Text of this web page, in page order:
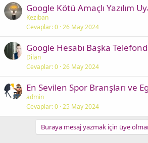
Google Kötü Amaçlı Yazılım
Keziban
Cevaplar 0 26 May 2024
Google Hesabı Başka
Dilan
Cevaplar 0 26 May 2024
En Sevilen Spor Branşları ve
admin
Cevaplar 0 25 May 2024
Buraya mesaj yazmak için üye